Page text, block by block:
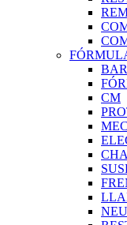
CM